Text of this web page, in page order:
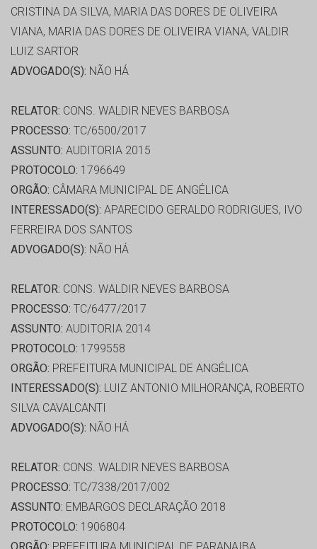
CRISTINA DA SILVA, MARIA DAS DORES DE OLIVEIRA
VIANA, MARIA DAS DORES DE OLIVEIRA VIANA, VALDIR
LUIZ SARTOR
ADVOGADO(S): NÃO HÁ
RELATOR: CONS. WALDIR NEVES BARBOSA
PROCESSO: TC/6500/2017
ASSUNTO: AUDITORIA 2015
PROTOCOLO: 1796649
ORGÃO: CÂMARA MUNICIPAL DE ANGÉLICA
INTERESSADO(S): APARECIDO GERALDO RODRIGUES, IVO
FERREIRA DOS SANTOS
ADVOGADO(S): NÃO HÁ
RELATOR: CONS. WALDIR NEVES BARBOSA
PROCESSO: TC/6477/2017
ASSUNTO: AUDITORIA 2014
PROTOCOLO: 1799558
ORGÃO: PREFEITURA MUNICIPAL DE ANGÉLICA
INTERESSADO(S): LUIZ ANTONIO MILHORANÇA, ROBERTO
SILVA CAVALCANTI
ADVOGADO(S): NÃO HÁ
RELATOR: CONS. WALDIR NEVES BARBOSA
PROCESSO: TC/7338/2017/002
ASSUNTO: EMBARGOS DECLARAÇÃO 2018
PROTOCOLO: 1906804